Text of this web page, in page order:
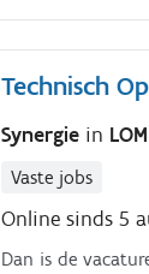
Technisch
Synergie in
Vaste jobs
Online sinds 5
Dan is de